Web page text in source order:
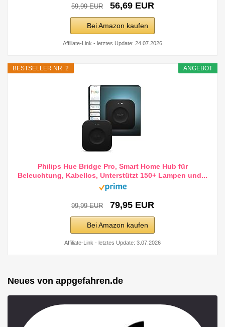
59,99 EUR 56,69 EUR
Bei Amazon kaufen
Affiliate-Link - letztes Update: 24.07.2026
ANGEBOT
BESTSELLER NR. 2
Philips Hue Bridge Pro, Smart Home Hub für
Beleuchtung, Kabellos, Unterstützt 150+ Lampen und...
99,99 EUR 79,95 EUR
Bei Amazon kaufen
Affiliate-Link - letztes Update: 3.07.2026
Neues von appgefahren.de